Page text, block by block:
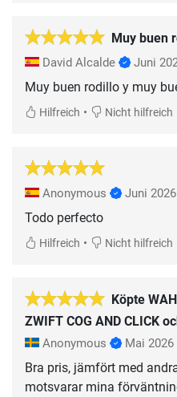
Muy buen
David Alcalde Juni
Muy buen rodillo y muy
Hilfreich • Nicht hilfreich
Anonymous Juni 2026
Todo perfecto
Hilfreich • Nicht hilfreich
Köpte
ZWIFT COG AND CLICK
Anonymous Mai 2026
Bra pris, jämfört med
motsvarar mina